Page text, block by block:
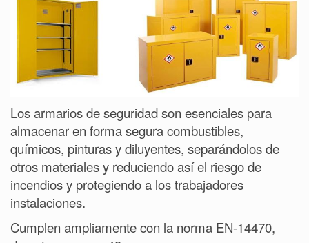
Los armarios de seguridad son esenciales para
almacenar en forma segura combustibles,
químicos, pinturas y diluyentes, separándolos de
otros materiales y reduciendo así el riesgo de
incendios y protegiendo a los trabajadores
instalaciones.
Cumplen ampliamente con la norma EN-14470,